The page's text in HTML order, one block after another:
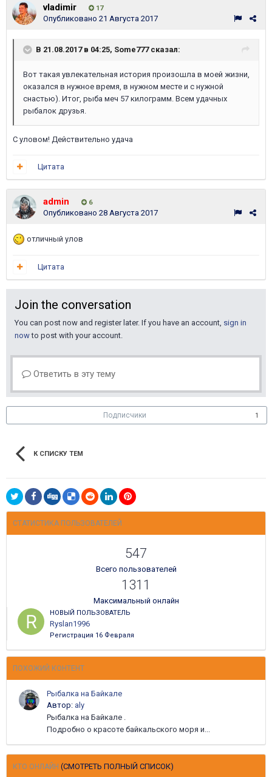
vladimir 17
Опубликовано 21 Августа 2017
В 21.08.2017 в 04:25, Some777сказал:
Вот такая увлекательная история произошла в моей жизни,
оказался в нужное время, в нужном месте и с нужной
снастью). Итог, рыба меч 57 килограмм. Всем удачных
рыбалок друзья.
С уловом! Действительно удача
Цитата
admin 6
Опубликовано 28 Августа 2017
отличный улов
Цитата
Join the conversation
You can post now and register later. If you have an account, sign in
nowto post with your account.
Ответить в эту тему
Подписчики 1
К СПИСКУ ТЕМ
СТАТИСТИКА ПОЛЬЗОВАТЕЛЕЙ
547
Всего пользователей
1311
Максимальный онлайн
НОВЫЙ ПОЛЬЗОВАТЕЛЬ
Ryslan1996
Регистрация 16 Февраля
ПОХОЖИЙ КОНТЕНТ
Рыбалка на Байкале
Автор: aly
Рыбалка на Байкале .
Подробно о красоте байкальского моря и...
КТО ОНЛАЙН (СМОТРЕТЬ ПОЛНЫЙ СПИСОК)